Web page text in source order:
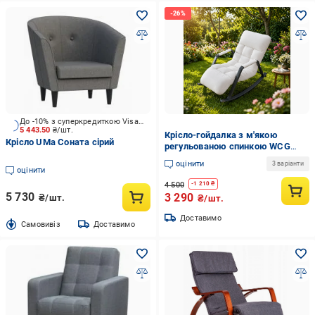
5 443.50 ₴/шт.
До -10% з суперкредиткою Visa Вигода
Крісло UMa Соната сірий
оцінити
5 730 ₴/шт.
Cамовивіз Доставимо
Крісло-гойдалка з м'якою
регульованою спинкою WCG
145х60х71 см із підлокітниками
та кишенею Білий (W-SC21-WH
(1)
оцінити 3 варіанти
4 500 -1 210 ₴
3 290 ₴/шт.
Доставимо